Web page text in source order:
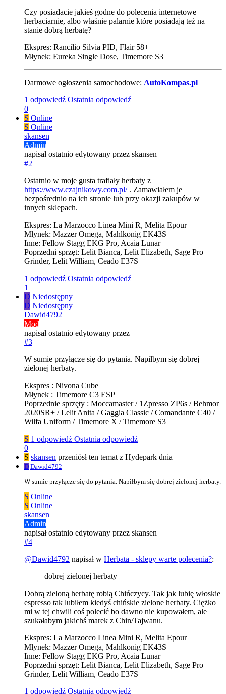
Czy posiadacie jakieś godne do polecenia internetowe
herbaciarnie, albo właśnie palarnie które posiadają też na
stanie dobrą herbatę?
Ekspres: Rancilio Silvia PID, Flair 58+
Młynek: Eureka Single Dose, Timemore S3
Darmowe ogłoszenia samochodowe: AutoKompas.pl
1 odpowiedź Ostatnia odpowiedź
0
S Online
S Online
skansen
Admin
napisałostatnio edytowany przez skansen
#2
Ostatnio w moje gusta trafiały herbaty z
https://www.czajnikowy.com.pl/. Zamawiałem je
bezpośrednio na ich stronie lub przy okazji zakupów w
innych sklepach.
Ekspres: La Marzocco Linea Mini R, Melita Epour
Młynek: Mazzer Omega, Mahlkonig EK43S
Inne: Fellow Stagg EKG Pro, Acaia Lunar
Poprzedni sprzęt: Lelit Bianca, Lelit Elizabeth, Sage Pro
Grinder, Lelit William, Ceado E37S
1 odpowiedź Ostatnia odpowiedź
1
D Niedostępny
D Niedostępny
Dawid4792
Mod
napisałostatnio edytowany przez
#3
W sumie przyłącze się do pytania. Napiłbym się dobrej
zielonej herbaty.
Ekspres : Nivona Cube
Młynek : Timemore C3 ESP
Poprzednie sprzęty : Moccamaster / 1Zpresso ZP6s / Behmor
2020SR+ / Lelit Anita / Gaggia Classic / Comandante C40 /
Wilfa Uniform / Timemore X / Timemore S3
S 1 odpowiedź Ostatnia odpowiedź
0
S skansen przeniósł ten temat z Hydepark dnia
D Dawid4792
W sumie przyłącze się do pytania. Napiłbym się dobrej zielonej herbaty.
S Online
S Online
skansen
Admin
napisałostatnio edytowany przez skansen
#4
@Dawid4792 napisał w Herbata - sklepy warte polecenia?:
dobrej zielonej herbaty
Dobrą zieloną herbatę robią Chińczycy. Tak jak lubię włoskie
espresso tak lubiłem kiedyś chińskie zielone herbaty. Ciężko
mi w tej chwili coś polecić bo dawno nie kupowałem, ale
szukałabym jakichś marek z Chin/Tajwanu.
Ekspres: La Marzocco Linea Mini R, Melita Epour
Młynek: Mazzer Omega, Mahlkonig EK43S
Inne: Fellow Stagg EKG Pro, Acaia Lunar
Poprzedni sprzęt: Lelit Bianca, Lelit Elizabeth, Sage Pro
Grinder, Lelit William, Ceado E37S
1 odpowiedź Ostatnia odpowiedź